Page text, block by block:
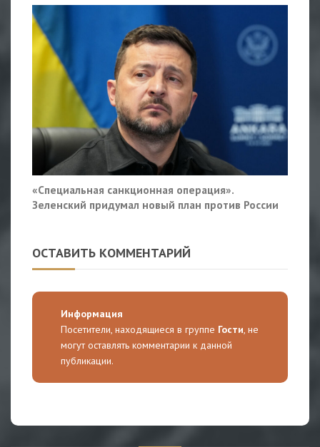
«Специальная санкционная операция».
Зеленский придумал новый план против России
ОСТАВИТЬ КОММЕНТАРИЙ
Информация
Посетители, находящиеся в группе Гости, не
могут оставлять комментарии к данной
публикации.